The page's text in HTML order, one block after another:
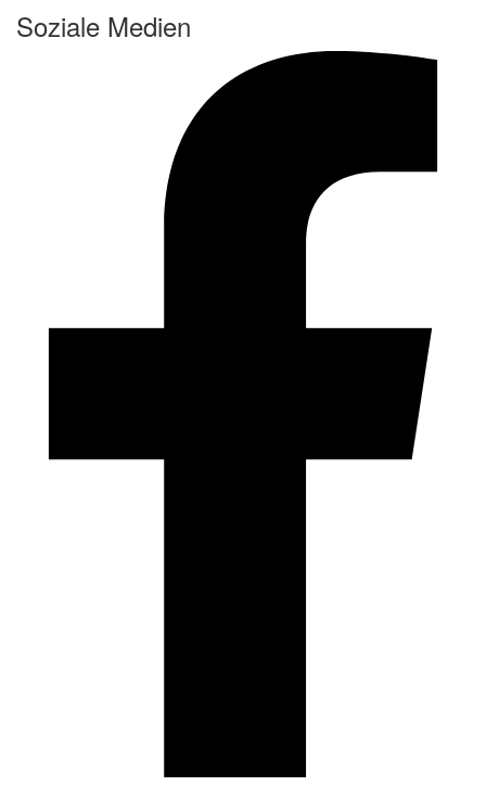
Soziale Medien